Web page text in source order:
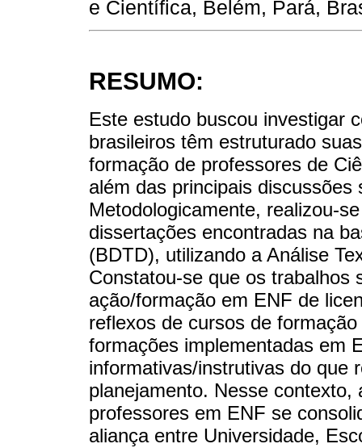
e Científica, Belém, Pará,
RESUMO:
Este estudo buscou investigar
brasileiros têm estruturado
formação de professores de
além das principais discussões
Metodologicamente, realizou-
dissertações encontradas na
(BDTD), utilizando a Análise
Constatou-se que os trabalhos
ação/formação em ENF de
reflexos de cursos de
formações implementadas em
informativas/instrutivas do que
planejamento. Nesse
professores em ENF se
aliança entre Universidade,